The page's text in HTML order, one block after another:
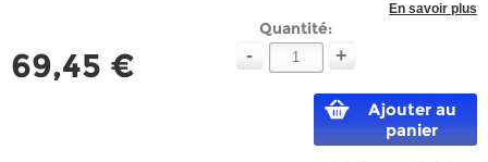
En savoir plus
69,45 €
Quantité:
- +
Ajouter au
panier